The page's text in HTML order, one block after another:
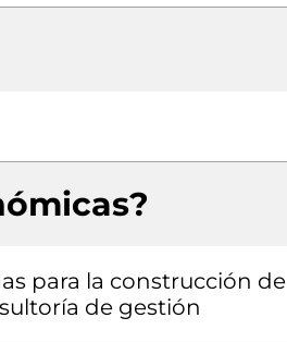
para la construcción de
de gestión